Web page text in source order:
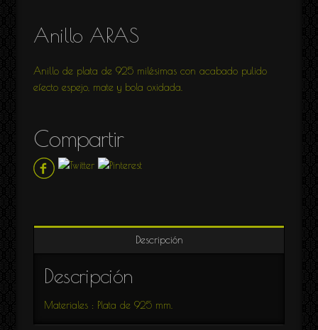
Anillo ARAS
Anillo de plata de 925 milésimas con acabado pulido
efecto espejo, mate y bola oxidada.
Compartir
Descripción
Descripción
Materiales : Plata de 925 mm.